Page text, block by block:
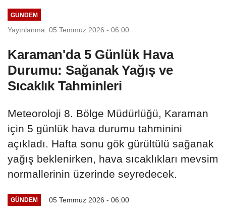
GÜNDEM
Yayınlanma: 05 Temmuz 2026 - 06:00
Karaman'da 5 Günlük Hava
Durumu: Sağanak Yağış ve
Sıcaklık Tahminleri
Meteoroloji 8. Bölge Müdürlüğü, Karaman
için 5 günlük hava durumu tahminini
açıkladı. Hafta sonu gök gürültülü sağanak
yağış beklenirken, hava sıcaklıkları mevsim
normallerinin üzerinde seyredecek.
GÜNDEM 05 Temmuz 2026 - 06:00